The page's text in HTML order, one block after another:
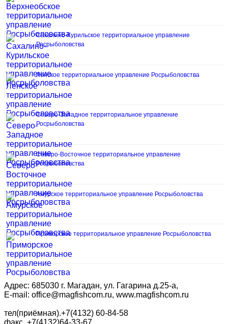
Сахалино-Курильское территориальное управление
Росрыболовства
Ленское территориальное управление Росрыболовства
Северо-Западное территориальное управление
Росрыболовства
Северо-Восточное территориальное управление
Росрыболовства
Амурское территориальное управление Росрыболовства
Приморское территориальное управление Росрыболовства
Адрес: 685030 г. Магадан, ул. Гагарина д.25-а,
E-mail: office@magfishcom.ru, www.magfishcom.ru
тел(приёмная).+7(4132) 60-84-58